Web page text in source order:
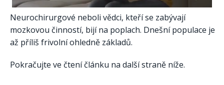
Neurochirurgové neboli vědci, kteří se zabývají
mozkovou činností, bijí na poplach. Dnešní populace je
až příliš frivolní ohledně základů.
Pokračujte ve čtení článku na další straně níže.